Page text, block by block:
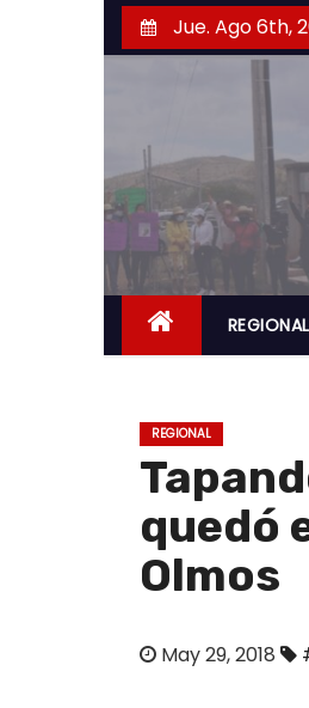
a
r
a
l
n
Jue. Ago 6th,
REGIONAL
REGIONAL
quedó
Olmos
May 29, 2018